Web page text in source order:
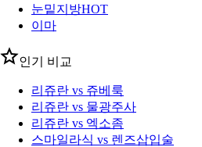
눈밑지방HOT
이마
인기 비교
리쥬란 vs 쥬베룩
리쥬란 vs 물광주사
리쥬란 vs 엑소좀
스마일라식 vs 렌즈삽입술